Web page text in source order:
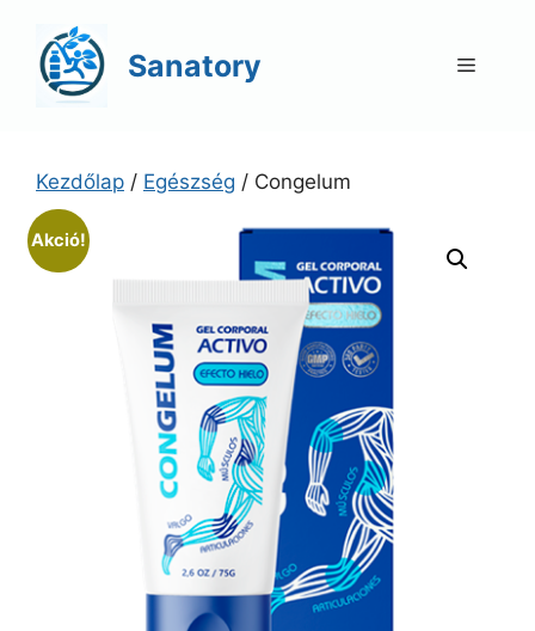
tartalomba
Sanatory Menü
Kezdőlap / Egészség / Congelum
Akció!